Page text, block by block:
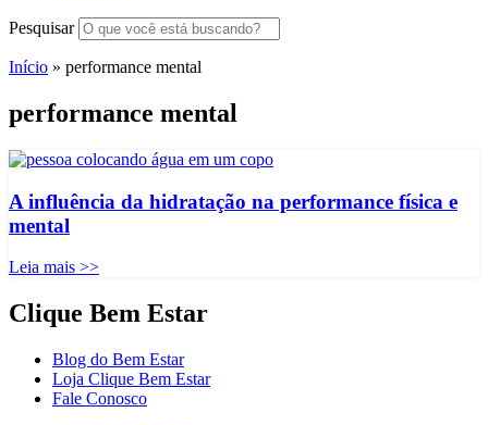
Pesquisar
Início » performance mental
performance mental
A influência da hidratação na performance física e
mental
Leia mais >>
Clique Bem Estar
Blog do Bem Estar
Loja Clique Bem Estar
Fale Conosco